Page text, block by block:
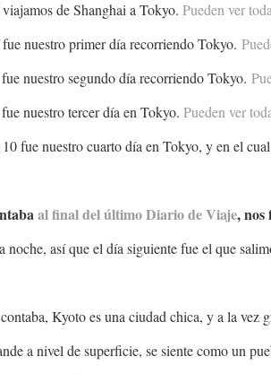
de Shanghai a Tokyo. Pueden ver
nuestro primer día recorriendo Tokyo.
nuestro segundo día recorriendo Tokyo.
nuestro tercer día en Tokyo. Pueden ver
fue nuestro cuarto día en Tokyo, y en el
al final del último Diario de Viaje, nos
noche, así que el día siguiente fue el que
Kyoto es una ciudad chica, y a la vez
a nivel de superficie, se siente como un